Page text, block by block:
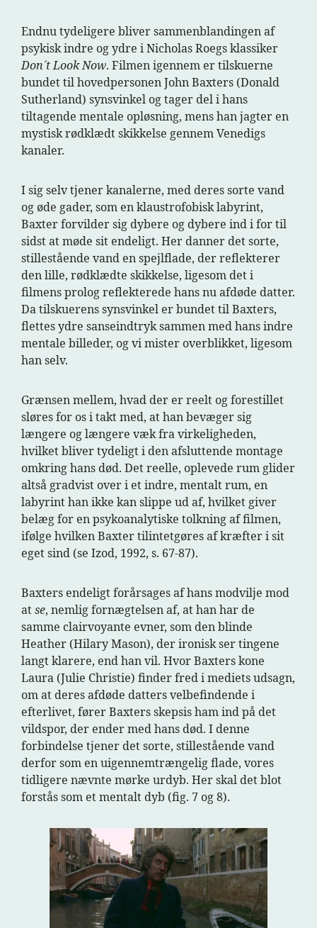
Endnu tydeligere bliver sammenblandingen af
psykisk indre og ydre i Nicholas Roegs klassiker
Don´t Look Now. Filmen igennem er tilskuerne
bundet til hovedpersonen John Baxters (Donald
Sutherland) synsvinkel og tager del i hans
tiltagende mentale opløsning, mens han jagter en
mystisk rødklædt skikkelse gennem Venedigs
kanaler.
I sig selv tjener kanalerne, med deres sorte vand
og øde gader, som en klaustrofobisk labyrint,
Baxter forvilder sig dybere og dybere ind i for til
sidst at møde sit endeligt. Her danner det sorte,
stillestående vand en spejlflade, der reflekterer
den lille, rødklædte skikkelse, ligesom det i
filmens prolog reflekterede hans nu afdøde datter.
Da tilskuerens synsvinkel er bundet til Baxters,
flettes ydre sanseindtryk sammen med hans indre
mentale billeder, og vi mister overblikket, ligesom
han selv.
Grænsen mellem, hvad der er reelt og forestillet
sløres for os i takt med, at han bevæger sig
længere og længere væk fra virkeligheden,
hvilket bliver tydeligt i den afsluttende montage
omkring hans død. Det reelle, oplevede rum glider
altså gradvist over i et indre, mentalt rum, en
labyrint han ikke kan slippe ud af, hvilket giver
belæg for en psykoanalytiske tolkning af filmen,
ifølge hvilken Baxter tilintetgøres af kræfter i sit
eget sind (se Izod, 1992, s. 67-87).
Baxters endeligt forårsages af hans modvilje mod
atse, nemlig fornægtelsen af, at han har de
samme clairvoyante evner, som den blinde
Heather (Hilary Mason), der ironisk ser tingene
langt klarere, end han vil. Hvor Baxters kone
Laura (Julie Christie) finder fred i mediets udsagn,
om at deres afdøde datters velbefindende i
efterlivet, fører Baxters skepsis ham ind på det
vildspor, der ender med hans død. I denne
forbindelse tjener det sorte, stillestående vand
derfor som en uigennemtrængelig flade, vores
tidligere nævnte mørke urdyb. Her skal det blot
forstås som et mentalt dyb (fig. 7 og 8).